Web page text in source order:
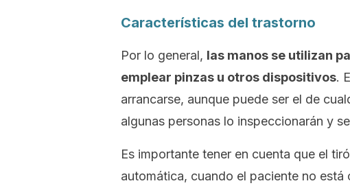
Características del trastorno
Por lo general, las manos se utilizan
emplear pinzas u otros dispositivos.
arrancarse, aunque puede ser el de
algunas personas lo inspeccionarán y
Es importante tener en cuenta que el
automática, cuando el paciente no